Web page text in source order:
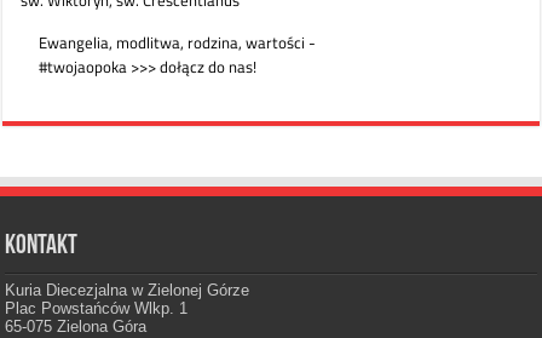
Kontakt
Kuria Diecezjalna w Zielonej Górze
Plac Powstańców Wlkp. 1
65-075 Zielona Góra